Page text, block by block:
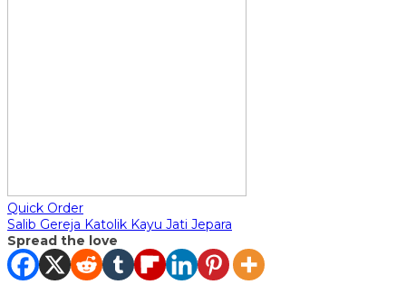
Quick Order
Salib Gereja Katolik Kayu Jati Jepara
Spread the love